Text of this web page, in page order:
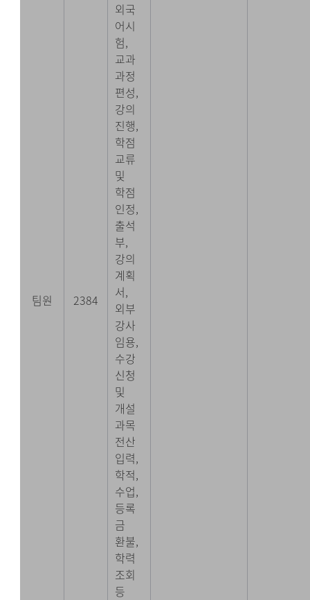
팀원 2384
외국
어시
험,
교과
과정
편성,
강의
진행,
학점
교류
및
학점
인정,
출석
부,
강의
계획
서,
외부
강사
임용,
수강
신청
및
개설
과목
전산
입력,
학적,
수업,
등록
금
환불,
학력
조회
등